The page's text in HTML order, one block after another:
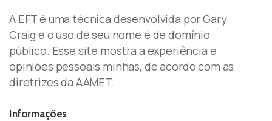
A EFT é uma técnica desenvolvida por Gary
Craig e o uso de seu nome é de domínio
público. Esse site mostra a experiência e
opiniões pessoais minhas, de acordo com as
diretrizes da AAMET.
Informações